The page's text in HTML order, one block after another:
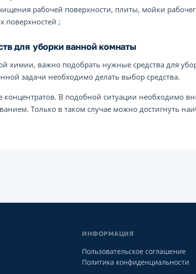
рабочей поверхности, плиты, мойки
поверхностей ;
для уборки ванной комнаты
химии, важно подобрать нужные средства для
задачи необходимо делать выбор средства.
концентратов. В подобной ситуации необходимо
Только в таком случае можно достигнуть
ИНФОРМАЦИЯ
Пользовательское соглашение
Политика конфиденциальности